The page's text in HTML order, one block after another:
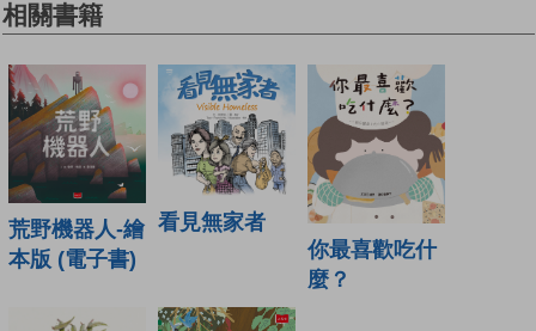
相關書籍
荒野機器人-繪
本版 (電子書)
看見無家者
你最喜歡吃什
麼？